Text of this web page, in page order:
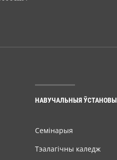
НАВУЧАЛЬНЫЯ ЎСТАНОВЫ
Семiнарыя
Тэалагічны каледж